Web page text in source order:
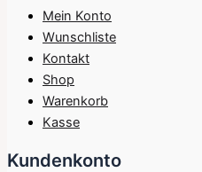
Mein Konto
Wunschliste
Kontakt
Shop
Warenkorb
Kasse
Kundenkonto